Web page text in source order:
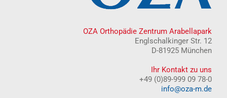
OZA Orthopädie Zentrum Arabellapark
Englschalkinger Str. 12
D-81925 München
Ihr Kontakt zu uns
+49 (0)89-999 09 78-0
info@oza-m.de